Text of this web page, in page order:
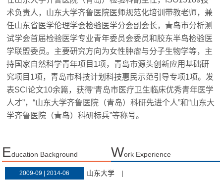
术负责人， 山东大学齐鲁医院医师规范化培训带教老师， 兼
任山东省医学伦理学会检验医学分会副会长，青岛市分析测
试学会首届检验医学专业青年委员会委员和胶东半岛检验医
学联盟委员。主要研究方向为女性肿瘤与分子生物学等，主
持国家自然科学青年项目 1项，青岛市源头创新应用基础研
究项目 1项，青岛市科技计划科技惠民示范引导专项1项。发
表SCI论文10余篇，获得“青岛市医疗卫生临床优秀青年医学
人才”，“山东大学齐鲁医院（青岛）科研先进个人”和“山东大
学齐鲁医院（青岛）科研标兵”等称号。
Education Background Work Experience
2009-09 | 2014-06 山东大学
|